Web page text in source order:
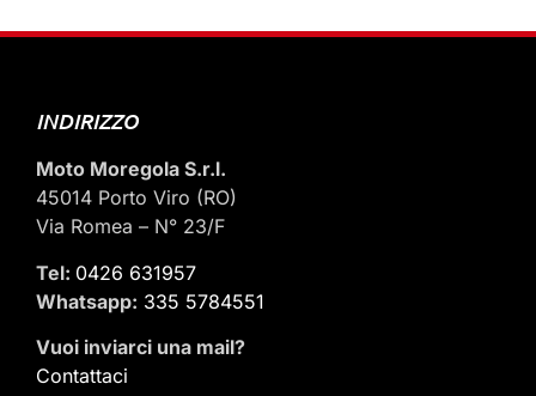
INDIRIZZO
Moto Moregola S.r.l.
45014 Porto Viro (RO)
Via Romea – N° 23/F
Tel: 0426 631957
Whatsapp: 335 5784551
Vuoi inviarci una mail?
Contattaci